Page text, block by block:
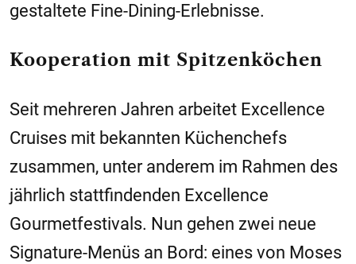
gestaltete Fine-Dining-Erlebnisse.
Kooperation mit Spitzenköchen
Seit mehreren Jahren arbeitet Excellence
Cruises mit bekannten Küchenchefs
zusammen, unter anderem im Rahmen des
jährlich stattfindenden Excellence
Gourmetfestivals. Nun gehen zwei neue
Signature-Menüs an Bord: eines von Moses